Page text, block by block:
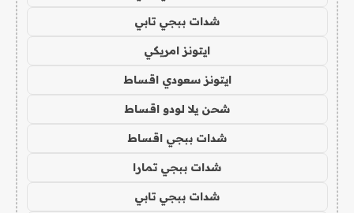
شدات ببجي تابي
ايتونز امريكي
ايتونز سعودي اقساط
شحن يلا لودو اقساط
شدات ببجي اقساط
شدات ببجي تمارا
شدات ببجي تابي